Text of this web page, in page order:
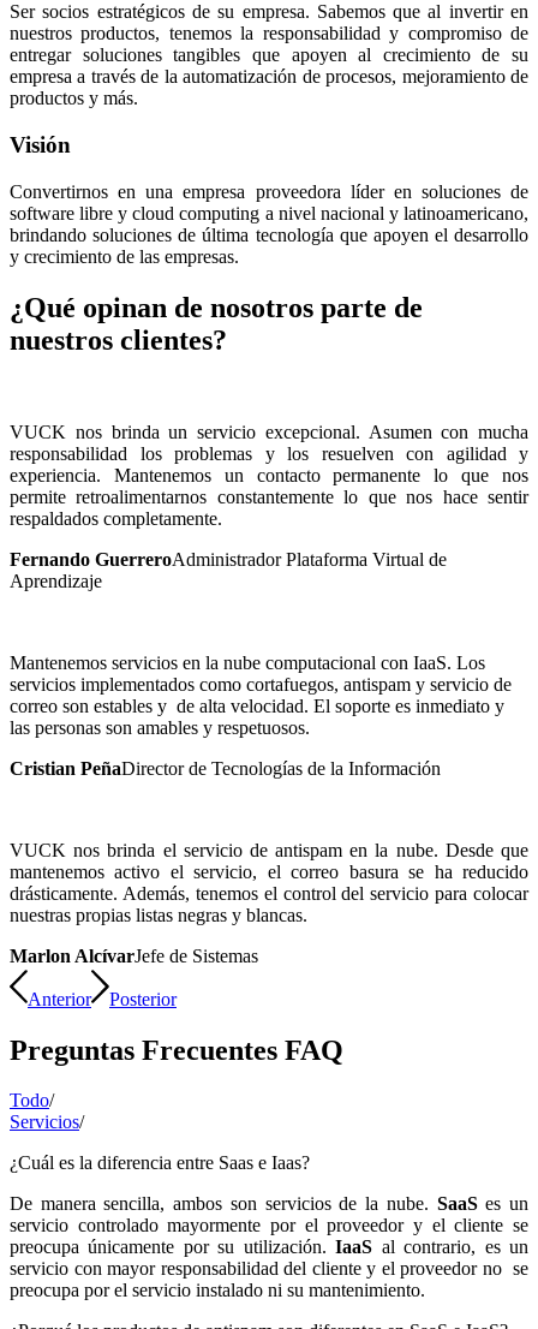
Ser socios estratégicos de su empresa. Sabemos que al invertir en
nuestros productos, tenemos la responsabilidad y compromiso de
entregar soluciones tangibles que apoyen al crecimiento de su
empresa a través de la automatización de procesos, mejoramiento de
productos y más.
Visión
Convertirnos en una empresa proveedora líder en soluciones de
software libre y cloud computing a nivel nacional y latinoamericano,
brindando soluciones de última tecnología que apoyen el desarrollo
y crecimiento de las empresas.
¿Qué opinan de nosotros parte de
nuestros clientes?
VUCK nos brinda un servicio excepcional. Asumen con mucha
responsabilidad los problemas y los resuelven con agilidad y
experiencia. Mantenemos un contacto permanente lo que nos
permite retroalimentarnos constantemente lo que nos hace sentir
respaldados completamente.
Fernando GuerreroAdministrador Plataforma Virtual de
Aprendizaje
Mantenemos servicios en la nube computacional con IaaS. Los
servicios implementados como cortafuegos, antispam y servicio de
correo son estables y de alta velocidad. El soporte es inmediato y
las personas son amables y respetuosos.
Cristian PeñaDirector de Tecnologías de la Información
VUCK nos brinda el servicio de antispam en la nube. Desde que
mantenemos activo el servicio, el correo basura se ha reducido
drásticamente. Además, tenemos el control del servicio para colocar
nuestras propias listas negras y blancas.
Marlon AlcívarJefe de Sistemas
Anterior Posterior
Preguntas Frecuentes FAQ
Todo/
Servicios/
¿Cuál es la diferencia entre Saas e Iaas?
De manera sencilla, ambos son servicios de la nube. SaaSes un
servicio controlado mayormente por el proveedor y el cliente se
preocupa únicamente por su utilización.IaaS al contrario, es un
servicio con mayor responsabilidad del cliente y el proveedor no se
preocupa por el servicio instalado ni su mantenimiento.